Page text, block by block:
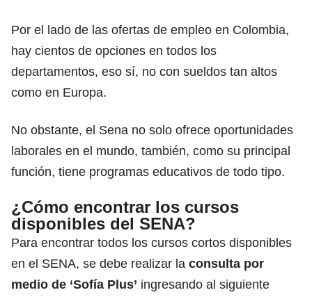
Por el lado de las ofertas de empleo en Colombia,
hay cientos de opciones en todos los
departamentos, eso sí, no con sueldos tan altos
como en Europa.
No obstante, el Sena no solo ofrece oportunidades
laborales en el mundo, también, como su principal
función, tiene programas educativos de todo tipo.
¿Cómo encontrar los cursos
disponibles del SENA?
Para encontrar todos los cursos cortos disponibles
en el SENA, se debe realizar la consulta por
medio de ‘Sofía Plus’ ingresando al siguiente